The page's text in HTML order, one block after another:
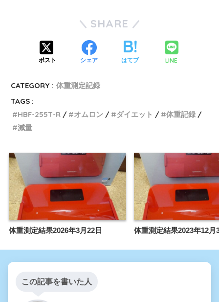
SHARE
ポスト シェア はてブ LINE
CATEGORY : 体重測定記録
TAGS :
HBF-255T-R
オムロン ダイエット
体重記録
減量
体重測定結果2026年3月22日 体重測定結果2023年12月
この記事を書いた人